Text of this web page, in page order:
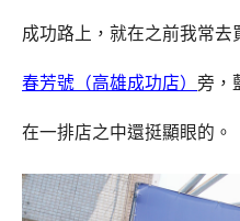
成功路上，就在之前我常去
春芳號（高雄成功店） 旁，
在一排店之中還挺顯眼的。